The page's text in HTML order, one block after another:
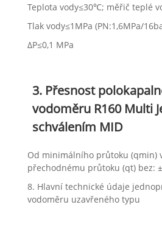
Teplota vody≤30℃; měřič teplé
Tlak vody≤1MPa (PN:1,6MPa/
ΔP≤0,1 MPa
3. Přesnost
vodoměru R160 Multi
schválením MID
Od minimálního průtoku (qmin)
přechodnému průtoku (qt) bez:
8. Hlavní technické údaje
vodoměru uzavřeného typu